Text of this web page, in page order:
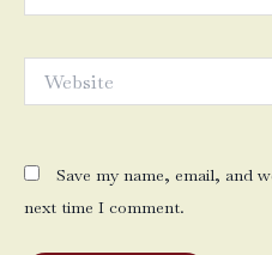
Save my name, email, and
next time I comment.